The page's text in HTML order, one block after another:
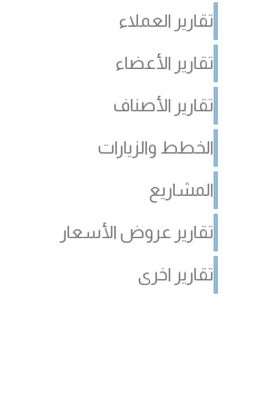
تقارير العملاء
تقارير الأعضاء
تقارير الأصناف
الخطط والزيارات
المشاريع
تقارير عروض الأسعار
تقارير اخرى